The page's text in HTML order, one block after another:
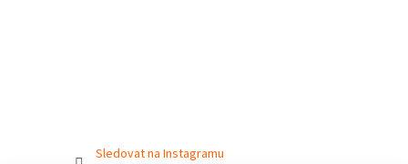
Sledovat na Instagramu